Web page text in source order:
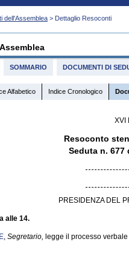
dell'Assemblea > Dettaglio Resoconti
SOMMARIO DOCUMENTI DI
Alfabetico Indice Cronologico
XVI
Resoconto
Seduta n. 677
PRESIDENZA DEL
alle 14.
, Segretario, legge il processo